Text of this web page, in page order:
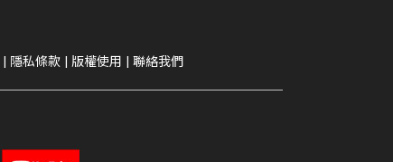
| 隱私條款 | 版權使用 | 聯絡我們